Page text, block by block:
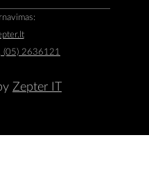
2636121
Zepter IT